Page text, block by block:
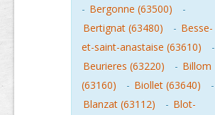
- Bergonne (63500)
-
Bertignat (63480)
- Besse-
et-saint-anastaise (63610)
-
Beurieres (63220)
- Billom
(63160)
- Biollet (63640)
-
Blanzat (63112)
- Blot-